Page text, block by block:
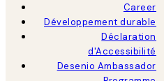
Career
Développement durable
Déclaration
d'Accessibilité
Desenio Ambassador